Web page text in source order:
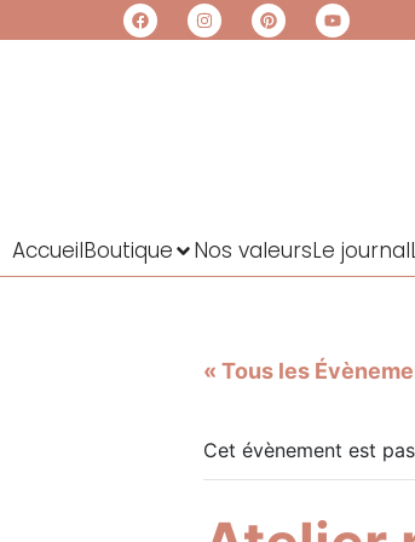
AccueilBoutique Nos valeursLe journal
« Tous les
Cet évènement est